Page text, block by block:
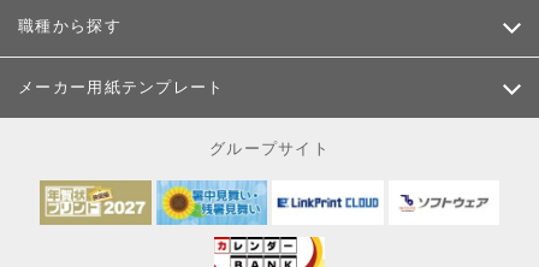
職種から探す
メーカー用紙テンプレート
グループサイト